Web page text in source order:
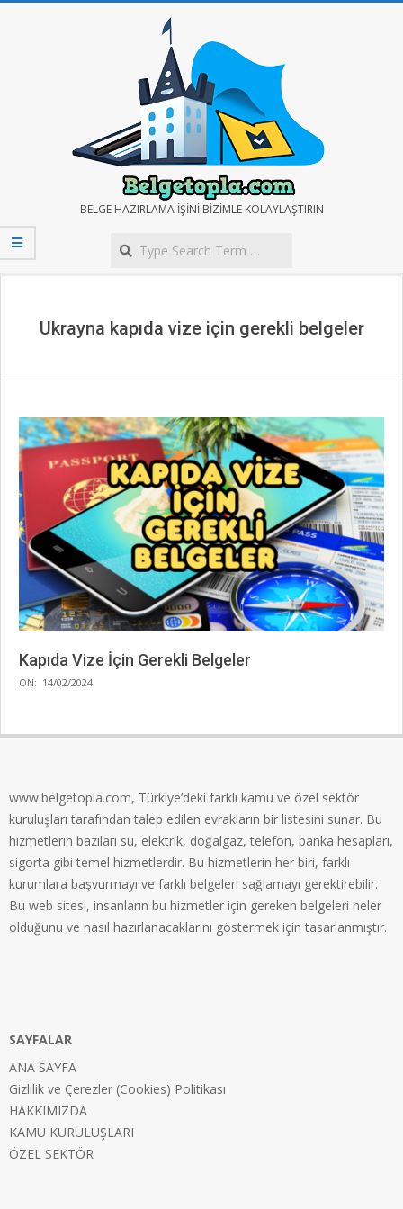
BELGE
TOPLA
BELGE HAZIRLAMA IŞINI BIZIMLE KOLAYLAŞTIRIN
Ukrayna kapıda vize için gerekli belgeler
Kapıda Vize İçin Gerekli Belgeler
2024-
ON: 14/02/2024
www.belgetopla.com, Türkiye’deki farklı kamu ve özel sektör
kuruluşları tarafından talep edilen evrakların bir listesini sunar. Bu
hizmetlerin bazıları su, elektrik, doğalgaz, telefon, banka hesapları,
sigorta gibi temel hizmetlerdir. Bu hizmetlerin her biri, farklı
kurumlara başvurmayı ve farklı belgeleri sağlamayı gerektirebilir.
Bu web sitesi, insanların bu hizmetler için gereken belgeleri neler
olduğunu ve nasıl hazırlanacaklarını göstermek için tasarlanmıştır.
SAYFALAR
ANA SAYFA
Gizlilik ve Çerezler (Cookies) Politikası
HAKKIMIZDA
KAMU KURULUŞLARI
ÖZEL SEKTÖR